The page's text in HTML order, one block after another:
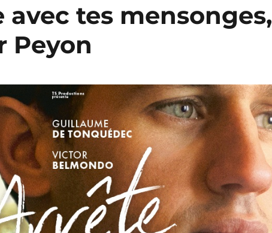
avec tes mensonges,
Peyon